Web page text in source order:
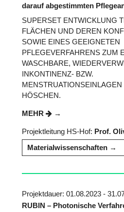
darauf abgestimmten
SUPERSET ENTWICKLUNG
FLÄCHEN UND DEREN
SOWIE EINES GEEIGNETEN
PFLEGEVERFAHRENS ZUM
WASCHBARE,
INKONTINENZ- BZW.
MENSTRUATIONSEINLAGEN
HÖSCHEN.
MEHR
Projektleitung HS-Hof: Prof.
Materialwissenschaften
Projektdauer: 01.08.2023 -
RUBIN – Photonische